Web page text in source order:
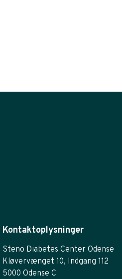
Kontaktoplysninger
Steno Diabetes Center Odense
Kløvervænget 10, Indgang 112
5000 Odense C